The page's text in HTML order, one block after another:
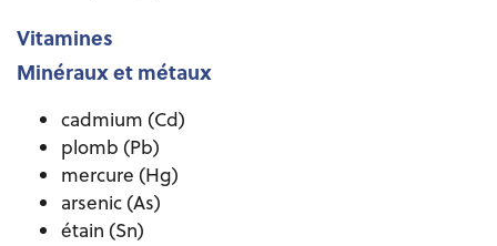
Vitamines
Minéraux et métaux
cadmium (Cd)
plomb (Pb)
mercure (Hg)
arsenic (As)
étain (Sn)